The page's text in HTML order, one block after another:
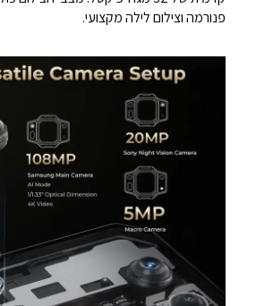
פנורמה וצילום לילה מקצועי.